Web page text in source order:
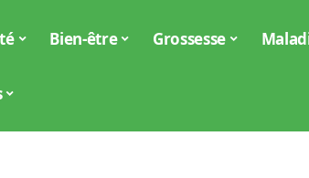
Bien-être Grossesse